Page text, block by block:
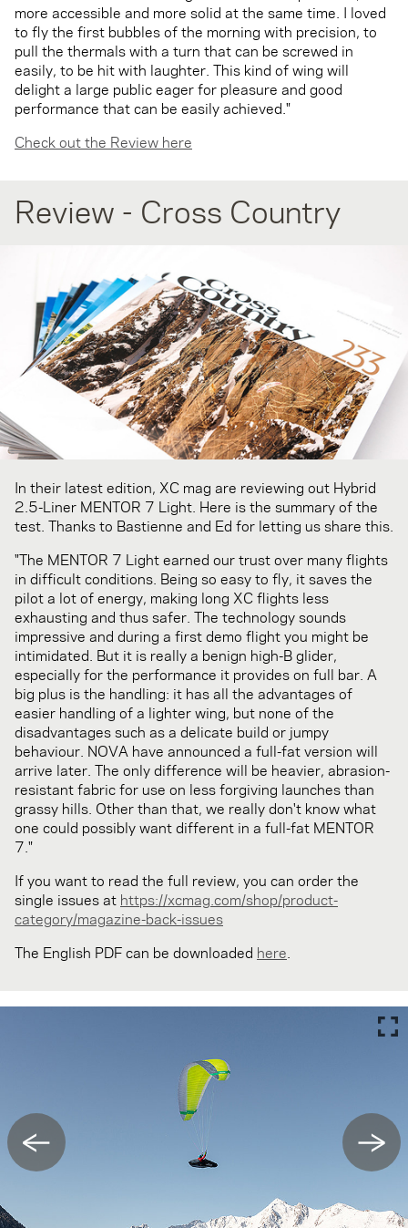
more accessible and more solid at the same time. I loved
to fly the first bubbles of the morning with precision, to
pull the thermals with a turn that can be screwed in
easily, to be hit with laughter. This kind of wing will
delight a large public eager for pleasure and good
performance that can be easily achieved."
Check out the Review here
Review - Cross Country
In their latest edition, XC mag are reviewing out Hybrid
2.5-Liner MENTOR 7 Light. Here is the summary of the
test. Thanks to Bastienne and Ed for letting us share this.
"The MENTOR 7 Light earned our trust over many flights
in difficult conditions. Being so easy to fly, it saves the
pilot a lot of energy, making long XC flights less
exhausting and thus safer. The technology sounds
impressive and during a first demo flight you might be
intimidated. But it is really a benign high-B glider,
especially for the performance it provides on full bar. A
big plus is the handling: it has all the advantages of
easier handling of a lighter wing, but none of the
disadvantages such as a delicate build or jumpy
behaviour. NOVA have announced a full-fat version will
arrive later. The only difference will be heavier, abrasion-
resistant fabric for use on less forgiving launches than
grassy hills. Other than that, we really don't know what
one could possibly want different in a full-fat MENTOR
7."
If you want to read the full review, you can order the
single issues at https://xcmag.com/shop/product-
category/magazine-back-issues
The English PDF can be downloaded here
← →